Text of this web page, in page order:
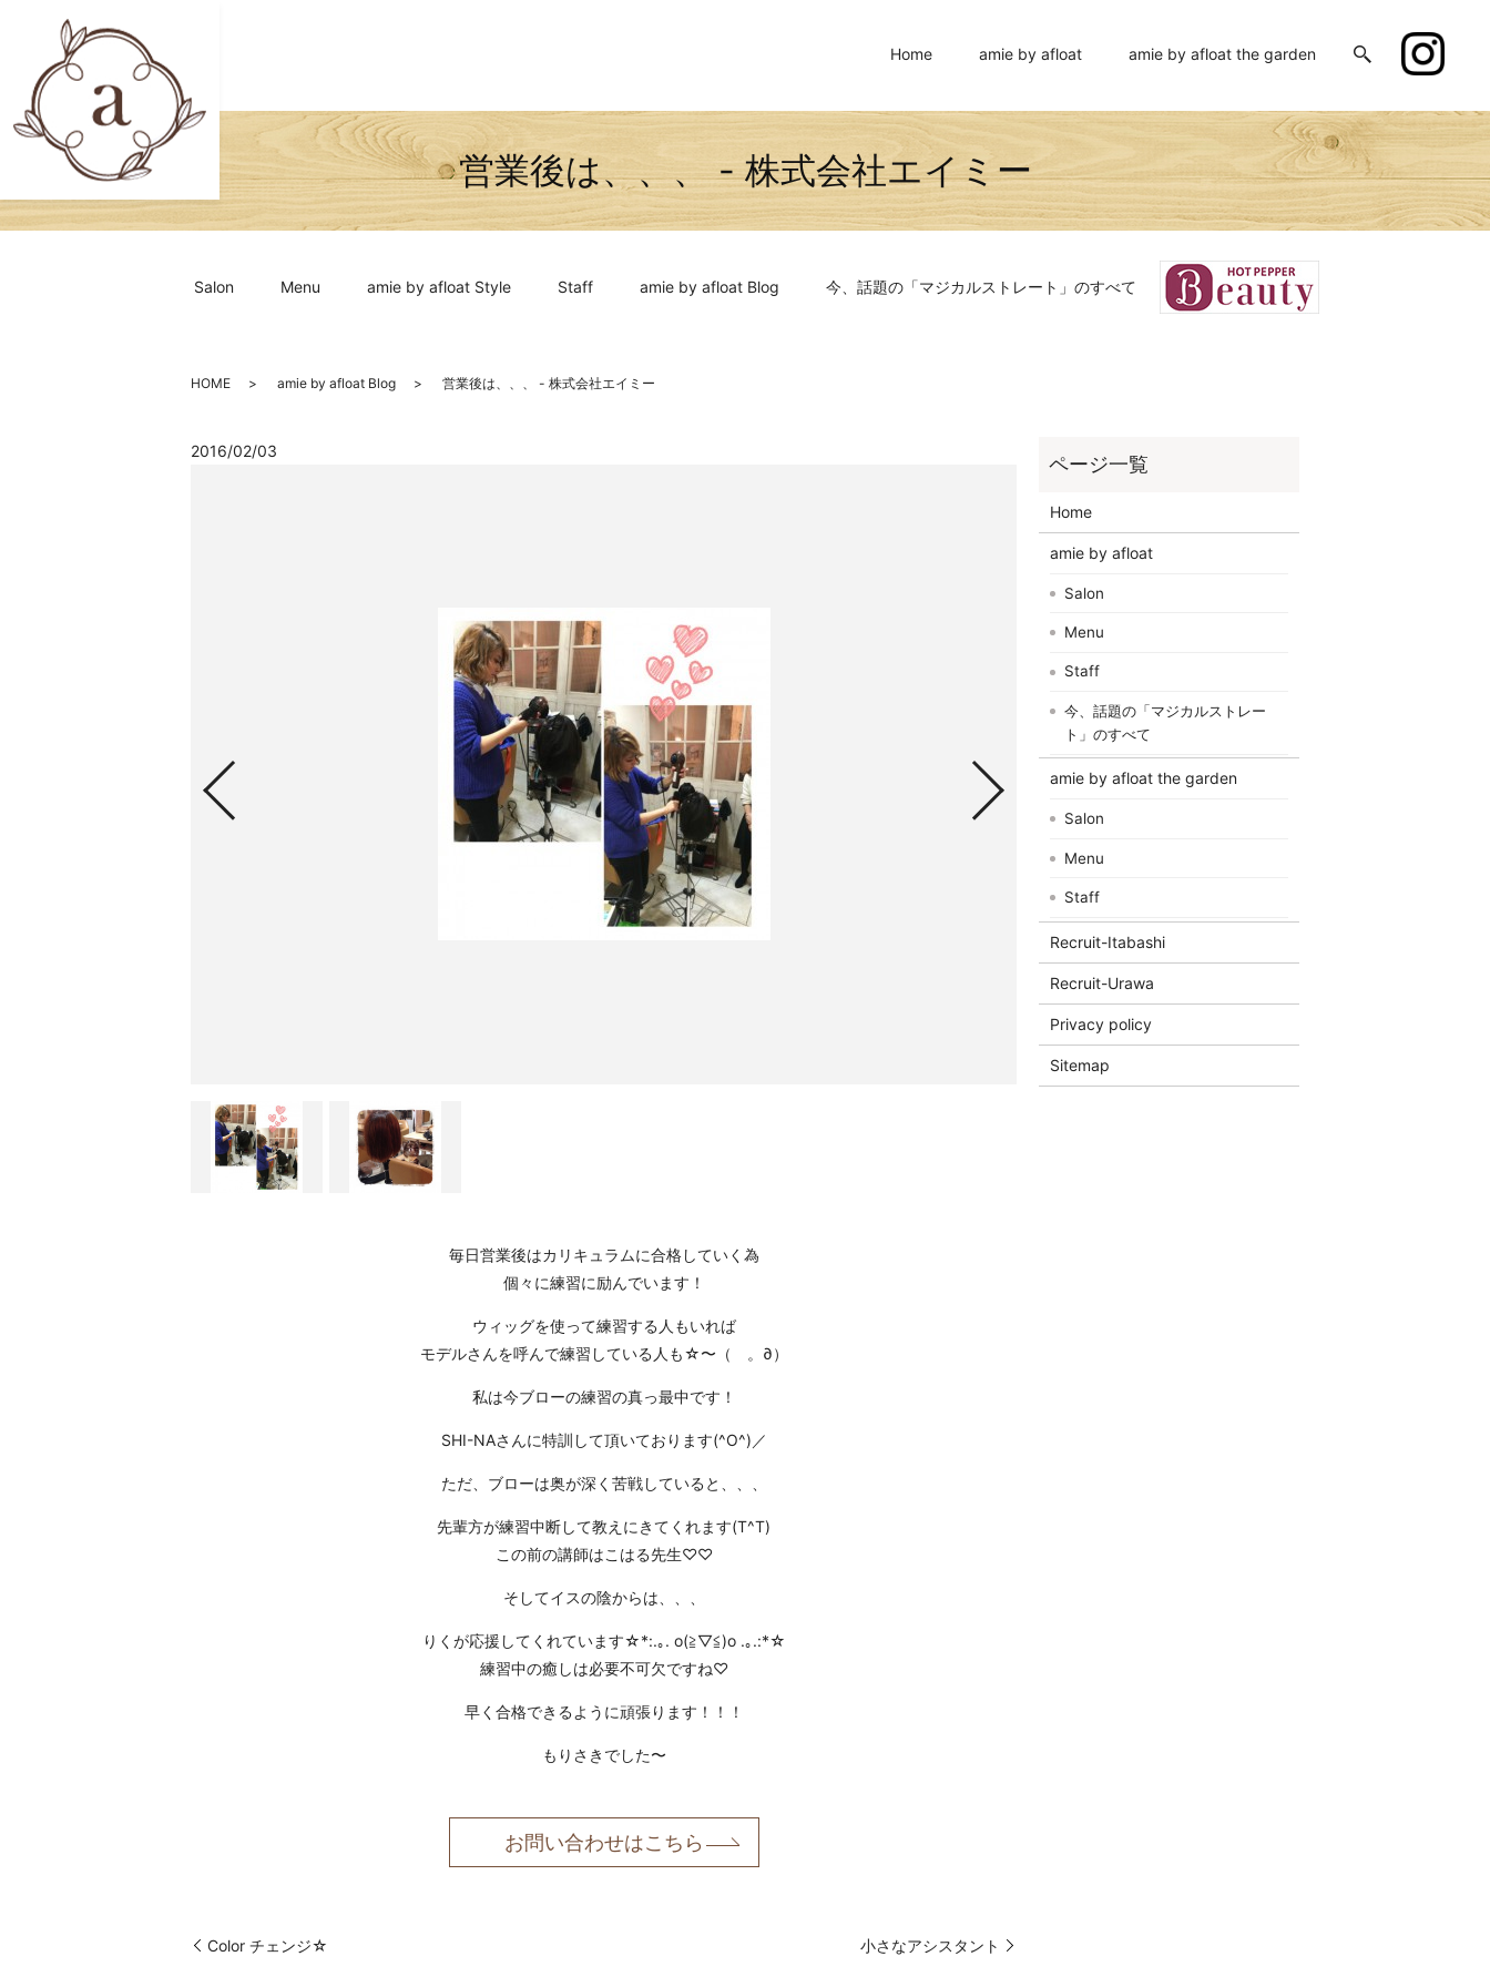
Home amie by afloat amie by afloat the garden
Salon Menu amie by afloat Style Staff amie by afloat Blog 今、話題の「マジカルストレート」のすべて
営業後は、、、 - 株式会社エイミー
HOME amie by afloat Blog 営業後は、、、 - 株式会社エイミー
2016/02/03
毎日営業後はカリキュラムに合格していく為
個々に練習に励んでいます！
ウィッグを使って練習する人もいれば
モデルさんを呼んで練習している人も☆〜（ゝ。∂）
私は今ブローの練習の真っ最中です！
SHI-NAさんに特訓して頂いております(^O^)／
ただ、ブローは奥が深く苦戦していると、、、
先輩方が練習中断して教えにきてくれます(T^T)
この前の講師はこはる先生♡♡
そしてイスの陰からは、、、
りくが応援してくれています☆*:.｡. o(≧▽≦)o .｡.:*☆
練習中の癒しは必要不可欠ですね♡
早く合格できるように頑張ります！！！
もりさきでした〜
お問い合わせはこちら
Color チェンジ☆ 小さなアシスタント
Home
amie by afloat
Salon
Menu
Staff
今、話題の「マジカルストレー
ト」のすべて
amie by afloat the garden
Salon
Menu
Staff
Recruit-Itabashi
Recruit-Urawa
Privacy policy
Sitemap